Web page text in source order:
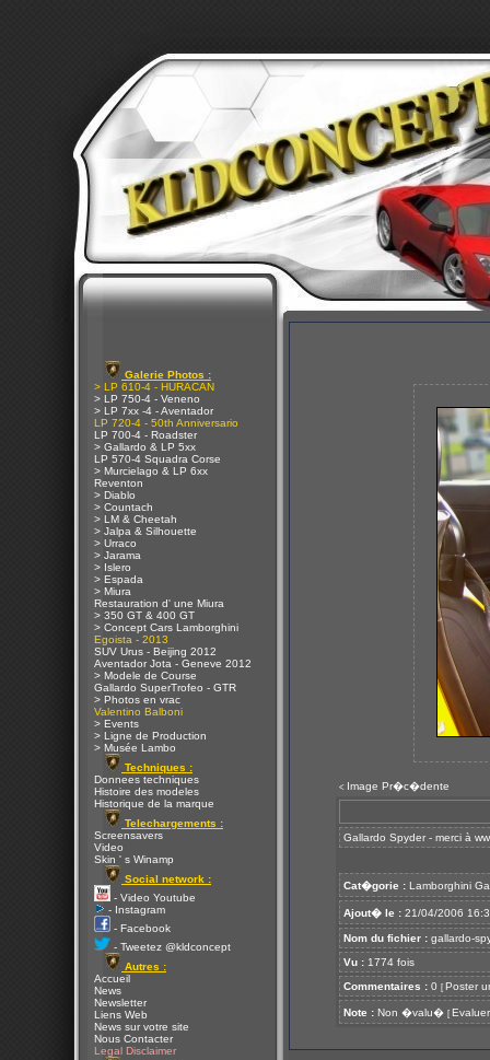
Galerie Photos :
> LP 610-4 - HURACAN
> LP 750-4 - Veneno
> LP 7xx -4 - Aventador
LP 720-4 - 50th Anniversario
LP 700-4 - Roadster
> Gallardo & LP 5xx
LP 570-4 Squadra Corse
> Murcielago & LP 6xx
Reventon
> Diablo
> Countach
> LM & Cheetah
> Jalpa & Silhouette
> Urraco
> Jarama
> Islero
> Espada
> Miura
Restauration d' une Miura
> 350 GT & 400 GT
> Concept Cars Lamborghini
Egoista - 2013
SUV Urus - Beijing 2012
Aventador Jota - Geneve 2012
> Modele de Course
Gallardo SuperTrofeo - GTR
> Photos en vrac
Valentino Balboni
> Events
> Ligne de Production
> Musée Lambo
Techniques :
Donnees techniques
Histoire des modeles
Historique de la marque
Telechargements :
Screensavers
Video
Skin ' s Winamp
Social network :
- Video Youtube
- Instagram
- Facebook
- Tweetez @kldconcept
Autres :
Accueil
News
Newsletter
Liens Web
News sur votre site
Nous Contacter
Legal Disclaimer
< Image Pr�c�dente
Gallardo Spyder - merci à
Cat�gorie : Lamborghini
Ajout� le : 21/04/2006
Nom du fichier : gallardo-
Vu : 1774 fois
Commentaires : 0 [ Poster
Note : Non �valu� [ Evaluer